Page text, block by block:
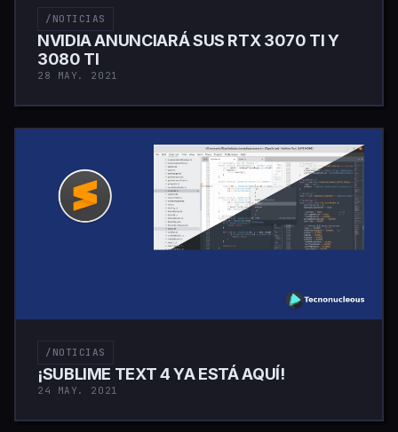
/NOTICIAS
NVIDIA ANUNCIARÁ SUS RTX 3070 TI Y
3080 TI
28 MAY. 2021
/NOTICIAS
¡SUBLIME TEXT 4 YA ESTÁ AQUÍ!
24 MAY. 2021